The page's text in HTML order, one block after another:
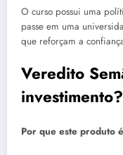
O curso possui uma
passe em uma
que reforçam a
Veredito
investimento?
Por que este produto